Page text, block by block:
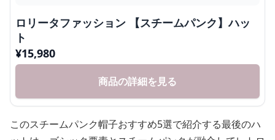
このスチームパンク帽子おすすめ5選で紹介する最後のハ
ットは、ゴシック要素とスチームパンクが融合してレトロ
フューチャーな世界観を演出できる華麗なデザインです。
ブラックフェザーと真鍮風の装飾パーツが組み合わされ、
います。